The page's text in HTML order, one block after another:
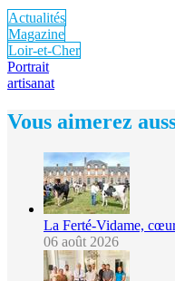
Actualités
Magazine
Loir-et-Cher
Portrait
artisanat
Vous aimerez
La Ferté-Vidame,
06 août 2026